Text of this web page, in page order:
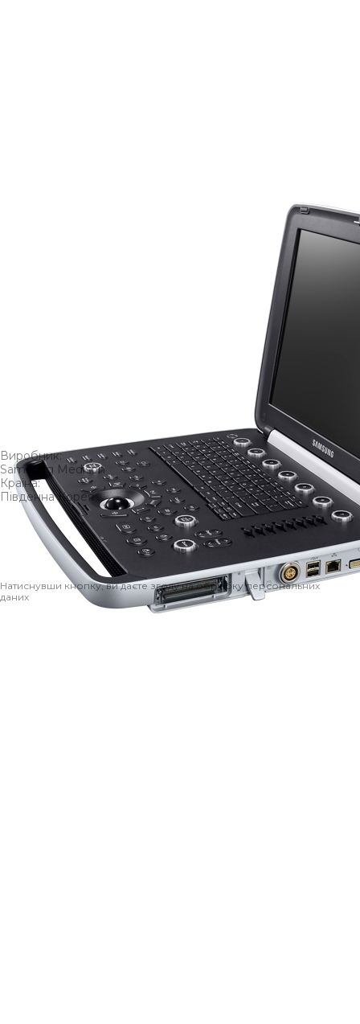
Залиште заявку на товар, щоб ми проконсультували вас та
Samsung HM70 EVO
Виробник:
Samsung Medison
Країна:
Південна Корея
Телефон*
Відправити
Натиснувши кнопку, ви даєте згоду на обробку персональних
даних